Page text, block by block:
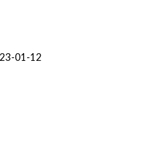
01-12